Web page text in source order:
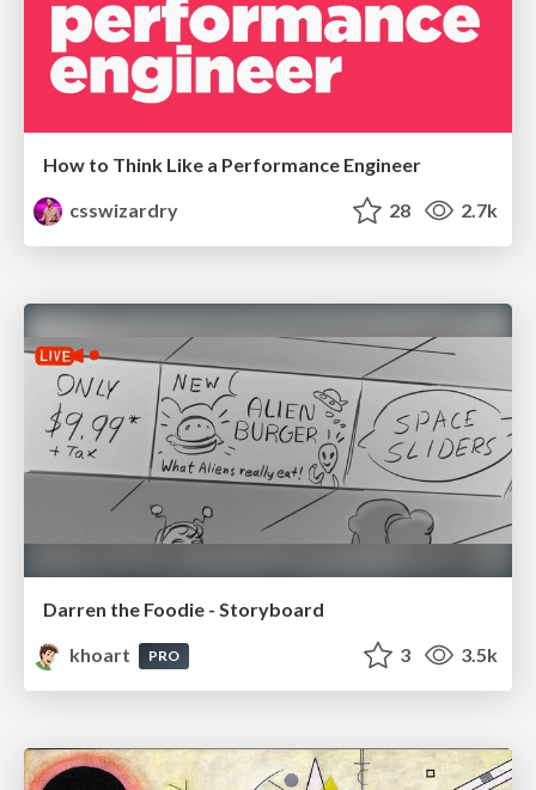
How to Think Like a Performance Engineer
csswizardry
28 2.7k
Darren the Foodie - Storyboard
khoart
PRO 3 3.5k